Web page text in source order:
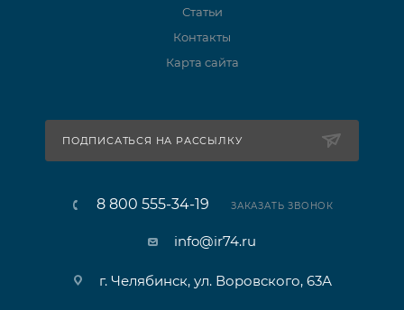
Статьи
Контакты
Карта сайта
ПОДПИСАТЬСЯ НА РАССЫЛКУ
8 800 555-34-19 ЗАКАЗАТЬ ЗВОНОК
info@ir74.ru
г. Челябинск, ул. Воровского, 63А